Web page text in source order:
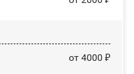
от 4000 ₽